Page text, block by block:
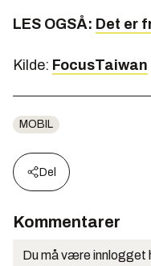
LES OGSÅ: Det er
Kilde: FocusTaiwan
MOBIL
Del
Kommentarer
Du må være innlogget